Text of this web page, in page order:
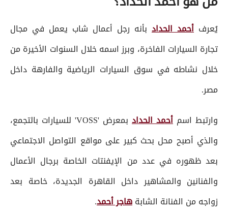
يُعرف أحمد الحداد بأنه رجل أعمال شاب يعمل في مجال
تجارة السيارات الفاخرة، وبرز اسمه خلال السنوات الأخيرة من
خلال نشاطه في سوق السيارات الرياضية والفارهة داخل
مصر.
وارتبط اسم أحمد الحداد
بمعرض 'VOSS' للسيارات بالتجمع،
والذي أصبح محل بحث كبير على مواقع التواصل الاجتماعي
بعد ظهوره في عدد من الإيفنتات الخاصة برجال الأعمال
والفنانين والمشاهير داخل القاهرة الجديدة، خاصة بعد
زواجه من الفنانة الشابةهاجر أحمد.